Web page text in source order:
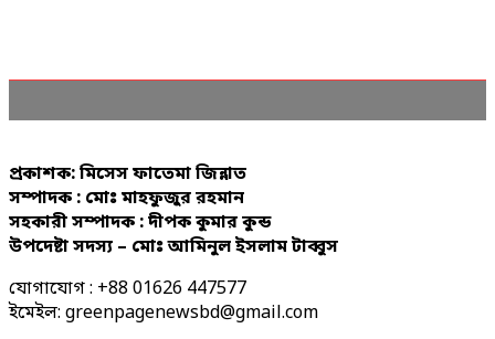
প্রকাশক: মিসেস ফাতেমা জিন্নাত
সম্পাদক : মোঃ মাহফুজুর রহমান
সহকারী সম্পাদক : দীপক কুমার কুন্ড
উপদেষ্টা সদস্য – মোঃ আমিনুল ইসলাম টাব্বুস
যোগাযোগ : +88 01626 447577
ইমেইল: greenpagenewsbd@gmail.com